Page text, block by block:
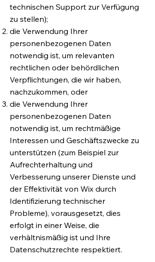
technischen Support zur Verfügung
zu stellen);
die Verwendung Ihrer
personenbezogenen Daten
notwendig ist, um relevanten
rechtlichen oder behördlichen
Verpflichtungen, die wir haben,
nachzukommen, oder
die Verwendung Ihrer
personenbezogenen Daten
notwendig ist, um rechtmäßige
Interessen und Geschäftszwecke zu
unterstützen (zum Beispiel zur
Aufrechterhaltung und
Verbesserung unserer Dienste und
der Effektivität von Wix durch
Identifizierung technischer
Probleme), vorausgesetzt, dies
erfolgt in einer Weise, die
verhältnismäßig ist und Ihre
Datenschutzrechte respektiert.